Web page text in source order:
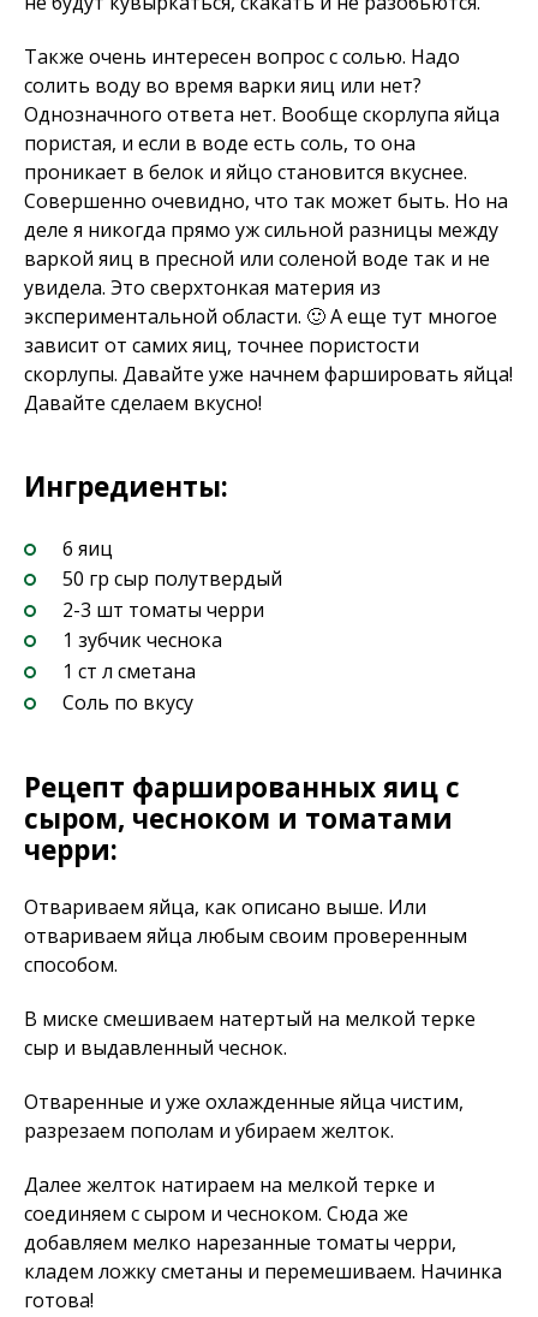
Также очень интересен вопрос с солью. Надо
солить воду во время варки яиц или нет?
Однозначного ответа нет. Вообще скорлупа яйца
пористая, и если в воде есть соль, то она
проникает в белок и яйцо становится вкуснее.
Совершенно очевидно, что так может быть. Но на
деле я никогда прямо уж сильной разницы между
варкой яиц в пресной или соленой воде так и не
увидела. Это сверхтонкая материя из
экспериментальной области. 🙂 А еще тут многое
зависит от самих яиц, точнее пористости
скорлупы. Давайте уже начнем фаршировать яйца!
Давайте сделаем вкусно!
Ингредиенты:
6 яиц
50 гр сыр полутвердый
2-3 шт томаты черри
1 зубчик чеснока
1 ст л сметана
Соль по вкусу
Рецепт фаршированных яиц с
сыром, чесноком и томатами
черри:
Отвариваем яйца, как описано выше. Или
отвариваем яйца любым своим проверенным
способом.
В миске смешиваем натертый на мелкой терке
сыр и выдавленный чеснок.
Отваренные и уже охлажденные яйца чистим,
разрезаем пополам и убираем желток.
Далее желток натираем на мелкой терке и
соединяем с сыром и чесноком. Сюда же
добавляем мелко нарезанные томаты черри,
кладем ложку сметаны и перемешиваем. Начинка
готова!